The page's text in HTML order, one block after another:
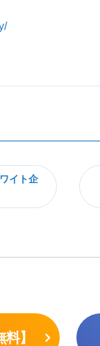
イト企
】